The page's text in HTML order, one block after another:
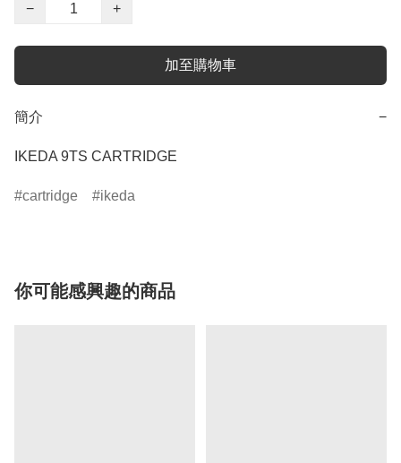
−
+
加至購物車
簡介 −
IKEDA 9TS CARTRIDGE
cartridge ikeda
你可能感興趣的商品